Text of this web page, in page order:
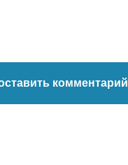
комментарий